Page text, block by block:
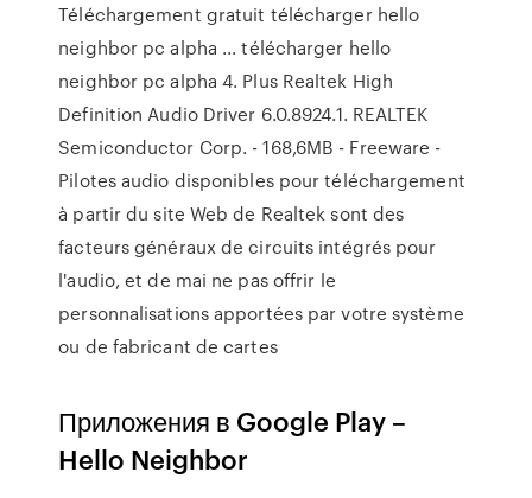
Téléchargement gratuit télécharger hello
neighbor pc alpha ... télécharger hello
neighbor pc alpha 4. Plus Realtek High
Definition Audio Driver 6.0.8924.1. REALTEK
Semiconductor Corp. - 168,6MB - Freeware -
Pilotes audio disponibles pour téléchargement
à partir du site Web de Realtek sont des
facteurs généraux de circuits intégrés pour
l'audio, et de mai ne pas offrir le
personnalisations apportées par votre système
ou de fabricant de cartes
Приложения в Google Play –
Hello Neighbor